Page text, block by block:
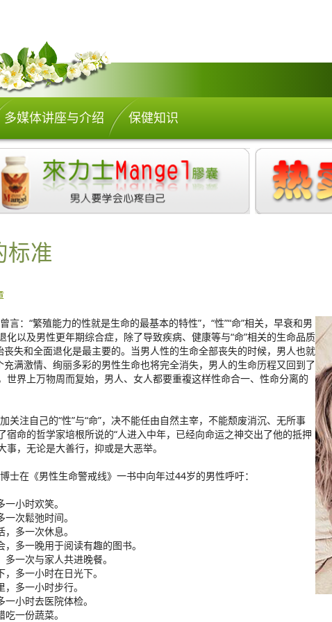
多媒体讲座与介绍 保健知识
标准
：“繁殖能力的性就是生命的最基本的特性”，“性”“命”相关，早衰和男
化以及男性更年期综合症，除了导致疾病、健康等与“命”相关的生命品质
丧失和全面退化是最主要的。当男人性的生命全部丧失的时候，男人也就
充满激情、绚丽多彩的男性生命也将完全消失，男人的生命历程又回到了
界上万物周而复始，男人、女人都要重複这样性命合一、性命分离的
注自己的“性”与“命”，决不能任由自然主宰，不能颓废消沉、无所事
宿命的哲学家培根所说的“人进入中年，已经向命运之神交出了他的抵押
事，无论是大善行，抑或是大恶举。
在《男性生命警戒线》一书中向年过44岁的男性呼吁：
小时欢笑。
次鬆弛时间。
多一次休息。
多一晚用于阅读有趣的图书。
一次与家人共进晚餐。
多一小时在日光下。
多一小时步行。
小时去医院体检。
一份蔬菜。